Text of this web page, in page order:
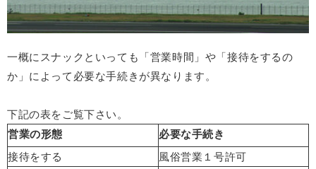
一概にスナックといっても「営業時間」や「接待をするの
か」によって必要な手続きが異なります。
下記の表をご覧下さい。
営業の形態
必要な手続き
接待をする
風俗営業１号許可